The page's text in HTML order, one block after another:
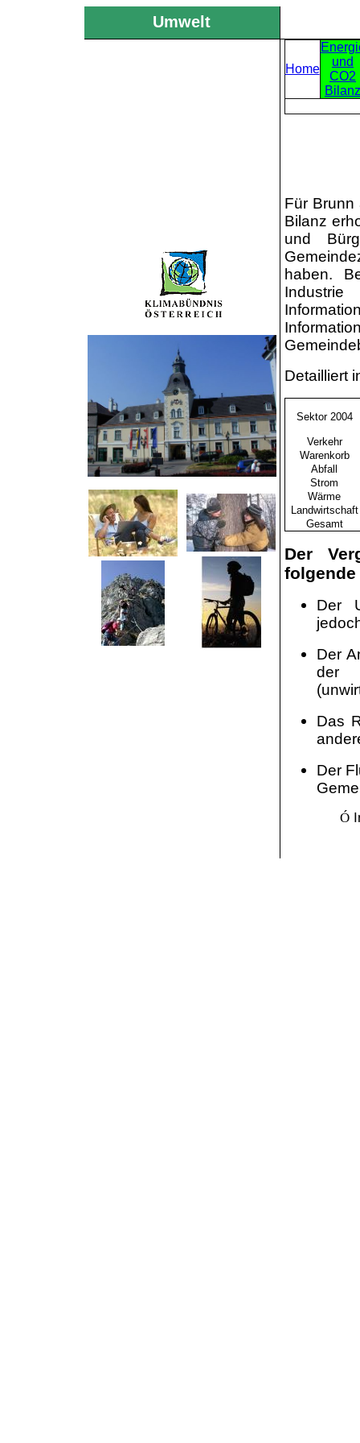
Umwelt
Home
und
CO2
Bilanz
Für Brunn
Bilanz
und
haben.
Detailliert
Sektor 2004
Verkehr
Warenkorb
Abfall
Strom
Wärme
Landwirtschaft
Gesamt
Der
Der
Der
der
Das
Der
Ó